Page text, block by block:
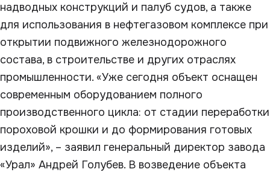
надводных конструкций и палуб судов, а также
для использования в нефтегазовом комплексе при
открытии подвижного железнодорожного
состава, в строительстве и других отраслях
промышленности. «Уже сегодня объект оснащен
современным оборудованием полного
производственного цикла: от стадии переработки
пороховой крошки и до формирования готовых
изделий», – заявил генеральный директор завода
«Урал» Андрей Голубев. В возведение объекта